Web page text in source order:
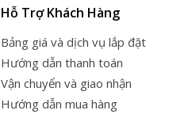
Hỗ Trợ Khách Hàng
Bảng giá và dịch vụ lắp đặt
Hướng dẫn thanh toán
Vận chuyển và giao nhận
Hướng dẫn mua hàng